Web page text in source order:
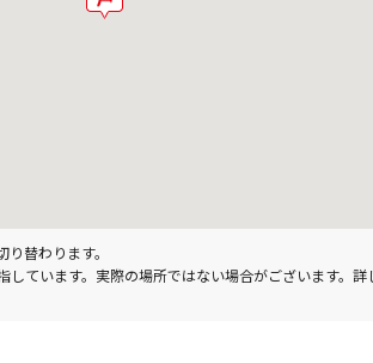
替わります。
います。実際の場所ではない場合がございます。詳